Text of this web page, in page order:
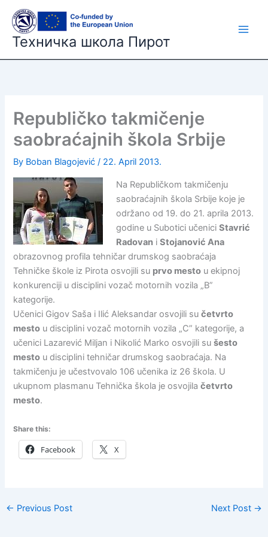
content
Техничка школа Пирот
Republičko takmičenje
saobraćajnih škola Srbije
By Boban Blagojević/ 22. April 2013.
Na Republičkom takmičenju
saobraćajnih škola Srbije koje je
održano od 19. do 21. aprila 2013.
godine u Subotici učeniciStavrić
Radovan iStojanović Ana
obrazovnog profila tehničar drumskog saobraćaja
Tehničke škole iz Pirota osvojili su prvo mesto u ekipnoj
konkurenciji u disciplini vozač motornih vozila „B”
kategorije.
Učenici Gigov Saša i Ilić Aleksandar osvojili sučetvrto
mesto u disciplini vozač motornih vozila „C” kategorije, a
učenici Lazarević Miljan i Nikolić Marko osvojili sušesto
mesto u disciplini tehničar drumskog saobraćaja. Na
takmičenju je učestvovalo 106 učenika iz 26 škola. U
ukupnom plasmanu Tehnička škola je osvojilačetvrto
mesto.
Share this:
Facebook X
← Previous Post Next Post →